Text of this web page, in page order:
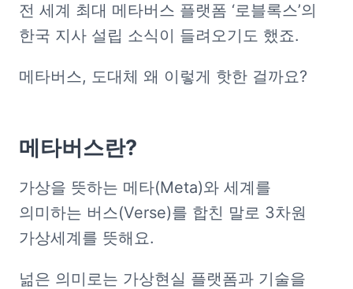
전 세계 최대 메타버스 플랫폼 ‘로블록스’의
한국 지사 설립 소식이 들려오기도 했죠.
메타버스, 도대체 왜 이렇게 핫한 걸까요?
메타버스란?
가상을 뜻하는 메타(Meta)와 세계를
의미하는 버스(Verse)를 합친 말로 3차원
가상세계를 뜻해요.
넒은 의미로는 가상현실 플랫폼과 기술을